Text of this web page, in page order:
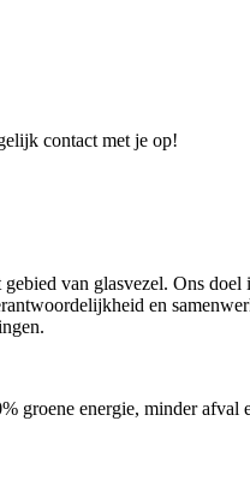
contact met je op!
van glasvezel. Ons doel
en
groene energie, minder